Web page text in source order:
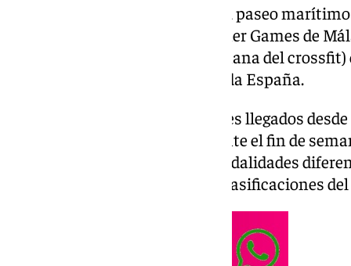
La playa de La Misericordia y su paseo
finde semana los Sacaba Summer Games de
cross training (modalidad hermana del
procedentes de 102 boxes de toda España.
El evento congregó participantes llegados
20 provincias españolas. Durante el fin de
pruebas adaptadas a cuatro modalidades
continuación, detallamos las clasificaciones